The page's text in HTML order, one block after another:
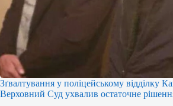
Зґвалтування у поліцейському відділку
Верховний Суд ухвалив остаточне